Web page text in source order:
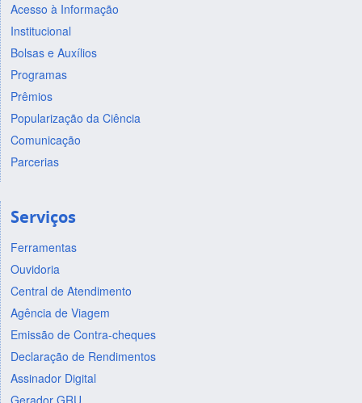
Acesso à Informação
Institucional
Bolsas e Auxílios
Programas
Prêmios
Popularização da Ciência
Comunicação
Parcerias
Serviços
Ferramentas
Ouvidoria
Central de Atendimento
Agência de Viagem
Emissão de Contra-cheques
Declaração de Rendimentos
Assinador Digital